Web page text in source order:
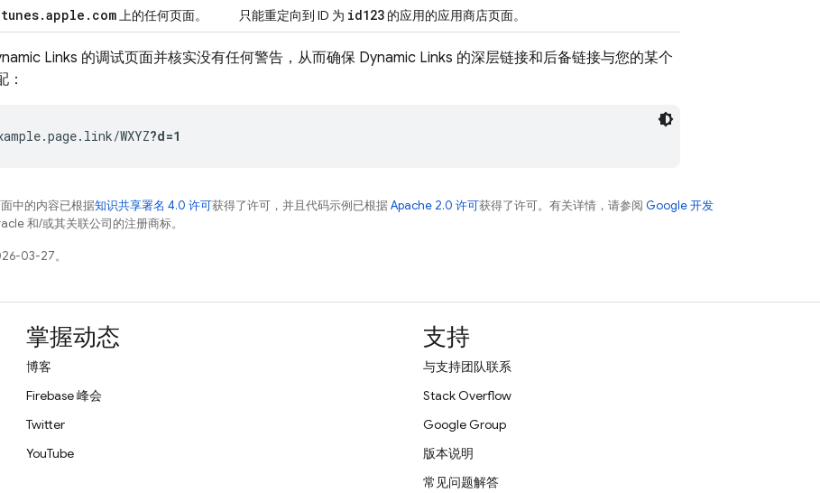
上的任何页面。 只能重定向到 ID 为 id123 的应用的应用商店页面。
Links 的调试页面并核实没有任何警告，从而确保 Dynamic Links 的深层链接和后备链接与您的某个
：
WXYZ?d=1
中的内容已根据知识共享署名 4.0 许可获得了许可，并且代码示例已根据Apache 2.0 许可获得了许可。有关详情，请参阅 Google 开发
和/或其关联公司的注册商标。
03-27。
掌握动态
博客
Firebase 峰会
Twitter
YouTube
支持
与支持团队联系
Stack Overflow
Google Group
版本说明
常见问题解答